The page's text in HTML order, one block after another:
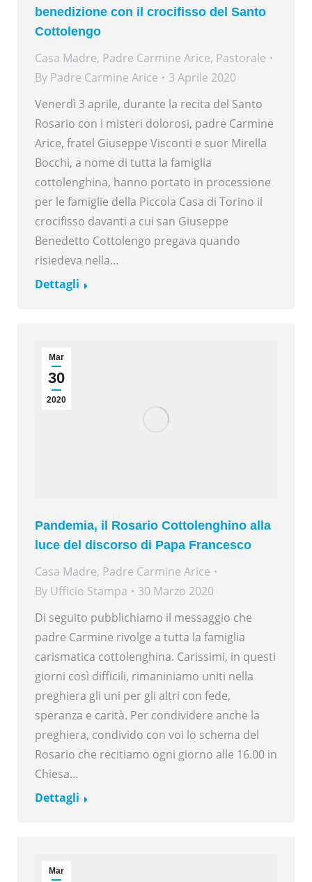
benedizione con il crocifisso del Santo
Cottolengo
Casa Madre, Padre Carmine Arice, Pastorale
By Padre Carmine Arice
3 Aprile 2020
Venerdì 3 aprile, durante la recita del Santo
Rosario con i misteri dolorosi, padre Carmine
Arice, fratel Giuseppe Visconti e suor Mirella
Bocchi, a nome di tutta la famiglia
cottolenghina, hanno portato in processione
per le famiglie della Piccola Casa di Torino il
crocifisso davanti a cui san Giuseppe
Benedetto Cottolengo pregava quando
risiedeva nella…
Dettagli
Mar
30
2020
Pandemia, il Rosario Cottolenghino alla
luce del discorso di Papa Francesco
Casa Madre, Padre Carmine Arice
By Ufficio Stampa
30 Marzo 2020
Di seguito pubblichiamo il messaggio che
padre Carmine rivolge a tutta la famiglia
carismatica cottolenghina. Carissimi, in questi
giorni così difficili, rimaniniamo uniti nella
preghiera gli uni per gli altri con fede,
speranza e carità. Per condividere anche la
preghiera, condivido con voi lo schema del
Rosario che recitiamo ogni giorno alle 16.00 in
Chiesa…
Dettagli
Mar